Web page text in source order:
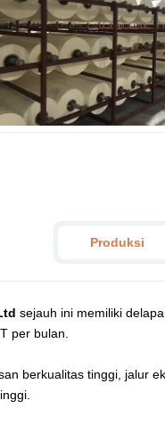
Produksi
sejauh ini memiliki
per bulan.
berkualitas tinggi, jalur